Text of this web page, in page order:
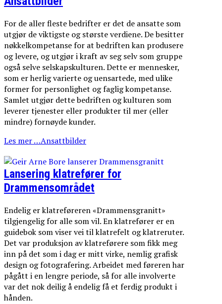
For de aller fleste bedrifter er det de ansatte som
utgjør de viktigste og største verdiene. De besitter
nøkkelkompetanse for at bedriften kan produsere
og levere, og utgjør i kraft av seg selv som gruppe
også selve selskapskulturen. Dette er mennesker,
som er herlig varierte og uensartede, med ulike
former for personlighet og faglig kompetanse.
Samlet utgjør dette bedriften og kulturen som
leverer tjenester eller produkter til mer (eller
mindre) fornøyde kunder.
Les mer …Ansattbilder
Lansering klatrefører for
Drammensområdet
Endelig er klatreføreren «Drammensgranitt»
tilgjengelig for alle som vil. En klatrefører er en
guidebok som viser vei til klatrefelt og klatreruter.
Det var produksjon av klatreførere som fikk meg
inn på det som i dag er mitt virke, nemlig grafisk
design og fotografering. Arbeidet med føreren har
pågått i en lengre periode, så for alle involverte
var det nok deilig å endelig få et ferdig produkt i
hånden.